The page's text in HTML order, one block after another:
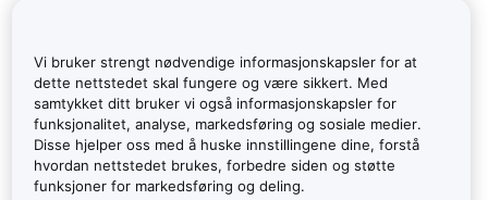
Vi bruker strengt nødvendige informasjonskapsler for at
dette nettstedet skal fungere og være sikkert. Med
samtykket ditt bruker vi også informasjonskapsler for
funksjonalitet, analyse, markedsføring og sosiale medier.
Disse hjelper oss med å huske innstillingene dine, forstå
hvordan nettstedet brukes, forbedre siden og støtte
funksjoner for markedsføring og deling.